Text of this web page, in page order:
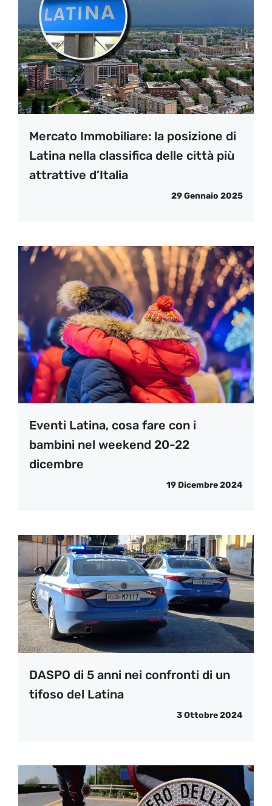
Mercato Immobiliare: la posizione di
Latina nella classifica delle città più
attrattive d’Italia
29 Gennaio 2025
Eventi Latina, cosa fare con i
bambini nel weekend 20-22
dicembre
19 Dicembre 2024
DASPO di 5 anni nei confronti di un
tifoso del Latina
3 Ottobre 2024